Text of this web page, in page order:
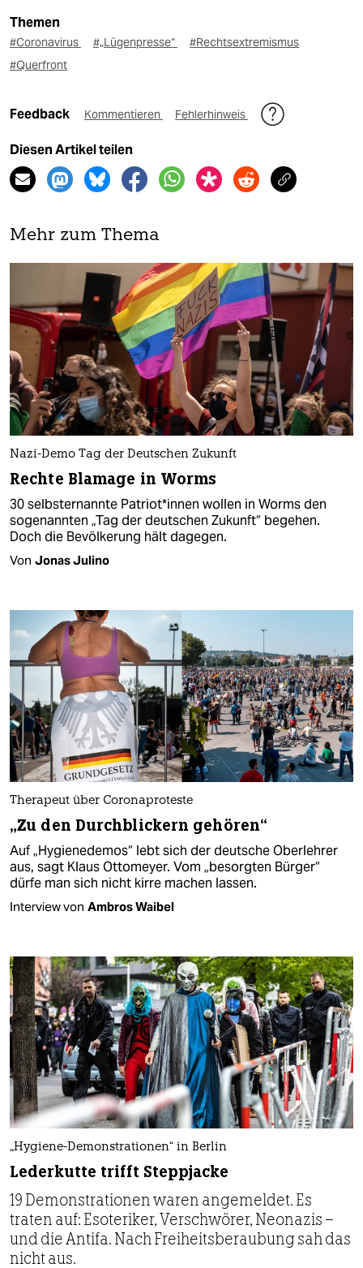
Themen
#Coronavirus #„Lügenpresse“
#Rechtsextremismus
#Querfront
Feedback Kommentieren Fehlerhinweis
Diesen Artikel teilen
Mehr zum Thema
Nazi-Demo Tag der Deutschen Zukunft
Rechte Blamage in Worms
30 selbsternannte Patriot*innen wollen in Worms den
sogenannten „Tag der deutschen Zukunft“ begehen.
Doch die Bevölkerung hält dagegen.
Von Jonas Julino
Therapeut über Coronaproteste
„Zu den Durch­blickern gehören“
Auf „Hygienedemos“ lebt sich der deutsche Oberlehrer
aus, sagt Klaus Ottomeyer. Vom „besorgten Bürger“
dürfe man sich nicht kirre machen lassen.
Interview von Ambros Waibel
„Hygiene-Demonstrationen“ in Berlin
Lederkutte trifft Steppjacke
19 Demonstrationen waren angemeldet. Es
traten auf: Esoteriker, Verschwörer, Neonazis –
und die Antifa. Nach Freiheitsberaubung sah das
nicht aus.